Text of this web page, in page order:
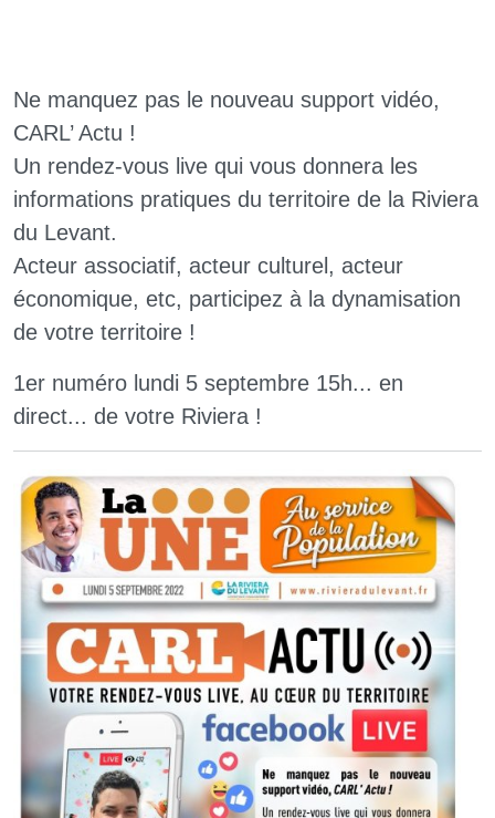
Ne manquez pas le nouveau support vidéo,
CARL’ Actu !
Un rendez-vous live qui vous donnera les
informations pratiques du territoire de la Riviera
du Levant.
Acteur associatif, acteur culturel, acteur
économique, etc, participez à la dynamisation
de votre territoire !
1er numéro lundi 5 septembre 15h... en
direct... de votre Riviera !